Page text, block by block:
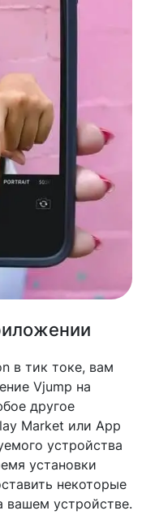
в тик токе, вам
Vjump на
другое
Market или App
устройства
установки
некоторые
вашем устройстве.